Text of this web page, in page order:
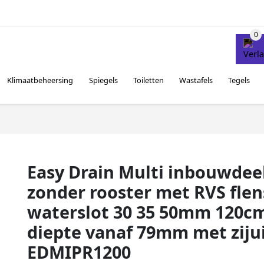
Klimaatbeheersing Spiegels Toiletten Wastafels Tegels
Easy Drain Multi
zonder rooster met RVS
waterslot 30 35 50mm
diepte vanaf 79mm met
EDMIPR1200